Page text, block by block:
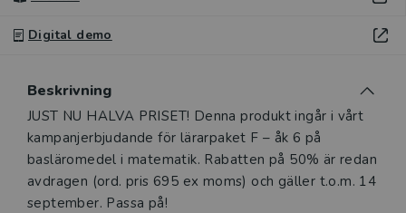
Digital demo
Beskrivning
Beskrivning
JUST NU HALVA PRISET! Denna produkt ingår i vårt
kampanjerbjudande för lärarpaket F – åk 6 på
basläromedel i matematik. Rabatten på 50% är redan
avdragen (ord. pris 695 ex moms) och gäller t.o.m. 14
september. Passa på!